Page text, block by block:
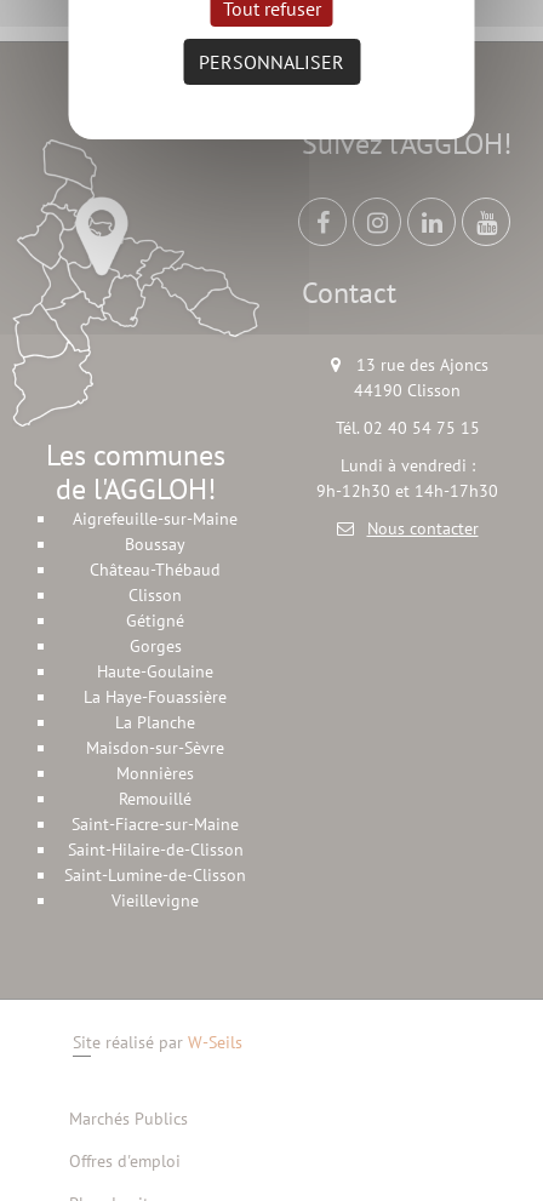
Les communes
de l'AGGLOH!
Aigrefeuille-sur-Maine
Boussay
Château-Thébaud
Clisson
Gétigné
Gorges
Haute-Goulaine
La Haye-Fouassière
La Planche
Maisdon-sur-Sèvre
Monnières
Remouillé
Saint-Fiacre-sur-Maine
Saint-Hilaire-de-Clisson
Saint-Lumine-de-Clisson
Vieillevigne
Suivez l'AGGLOH!
Contact
13 rue des Ajoncs
44190 Clisson
Tél. 02 40 54 75 15
Lundi à vendredi :
9h-12h30 et 14h-17h30
Nous contacter
Site réalisé par W-Seils
Marchés Publics
Offres d'emploi
Tout refuser
PERSONNALISER